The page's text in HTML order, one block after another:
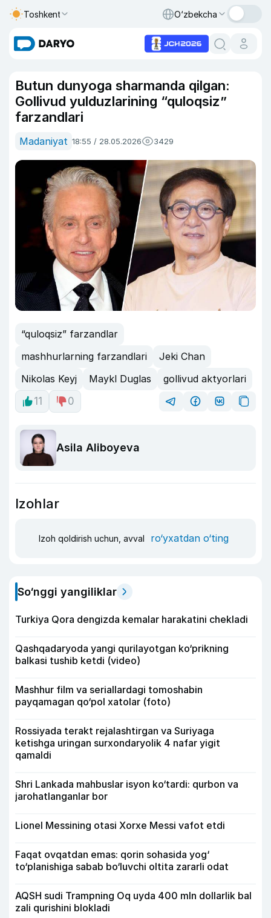
Toshkent O‘zbekcha
Butun dunyoga sharmanda qilgan:
Gollivud yulduzlarining “quloqsiz”
farzandlari
Madaniyat 18:55 / 28.05.2026 3429
“quloqsiz” farzandlar
mashhurlarning farzandlari
Jeki Chan
Nikolas Keyj
Maykl Duglas
gollivud aktyorlari
11
0
Asila Aliboyeva
Izohlar
Izoh qoldirish uchun, avval ro‘yxatdan o‘ting
So‘nggi yangiliklar
Turkiya Qora dengizda kemalar harakatini chekladi
Qashqadaryoda yangi qurilayotgan ko‘prikning
balkasi tushib ketdi (video)
Mashhur film va seriallardagi tomoshabin
payqamagan qo‘pol xatolar (foto)
Rossiyada terakt rejalashtirgan va Suriyaga
ketishga uringan surxondaryolik 4 nafar yigit
qamaldi
Shri Lankada mahbuslar isyon ko‘tardi: qurbon va
jarohatlanganlar bor
Lionel Messining otasi Xorxe Messi vafot etdi
Faqat ovqatdan emas: qorin sohasida yog‘
to‘planishiga sabab bo‘luvchi oltita zararli odat
AQSH sudi Trampning Oq uyda 400 mln dollarlik bal
zali qurishini blokladi